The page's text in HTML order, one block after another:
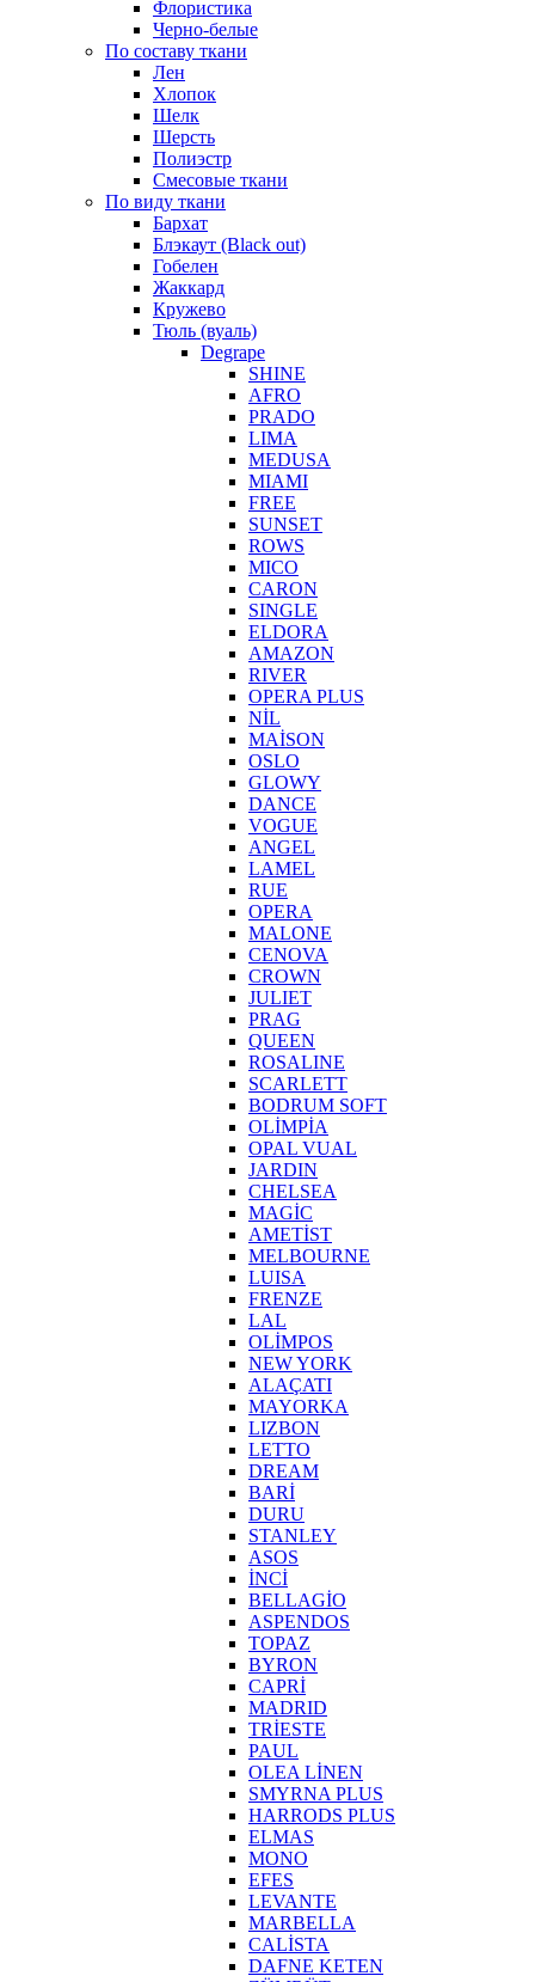
Флористика
Черно-белые
По составу ткани
Лен
Хлопок
Шелк
Шерсть
Полиэстр
Смесовые ткани
По виду ткани
Бархат
Блэкаут (Black out)
Гобелен
Жаккард
Кружево
Тюль (вуаль)
Degrape
SHINE
AFRO
PRADO
LIMA
MEDUSA
MIAMI
FREE
SUNSET
ROWS
MICO
CARON
SINGLE
ELDORA
AMAZON
RIVER
OPERA PLUS
NİL
MAİSON
OSLO
GLOWY
DANCE
VOGUE
ANGEL
LAMEL
RUE
OPERA
MALONE
CENOVA
CROWN
JULIET
PRAG
QUEEN
ROSALINE
SCARLETT
BODRUM SOFT
OLİMPİA
OPAL VUAL
JARDIN
CHELSEA
MAGİC
AMETİST
MELBOURNE
LUISA
FRENZE
LAL
OLİMPOS
NEW YORK
ALAÇATI
MAYORKA
LIZBON
LETTO
DREAM
BARİ
DURU
STANLEY
ASOS
İNCİ
BELLAGİO
ASPENDOS
TOPAZ
BYRON
CAPRİ
MADRID
TRİESTE
PAUL
OLEA LİNEN
SMYRNA PLUS
HARRODS PLUS
ELMAS
MONO
EFES
LEVANTE
MARBELLA
CALİSTA
DAFNE KETEN